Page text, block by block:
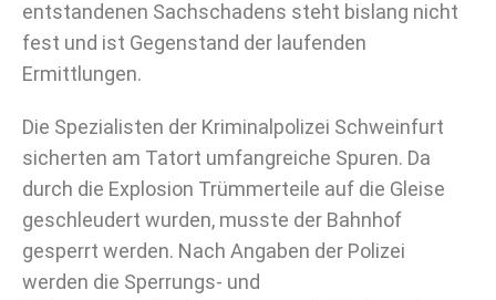
entstandenen Sachschadens steht bislang nicht
fest und ist Gegenstand der laufenden
Ermittlungen.
Die Spezialisten der Kriminalpolizei Schweinfurt
sicherten am Tatort umfangreiche Spuren. Da
durch die Explosion Trümmerteile auf die Gleise
geschleudert wurden, musste der Bahnhof
gesperrt werden. Nach Angaben der Polizei
werden die Sperrungs- und